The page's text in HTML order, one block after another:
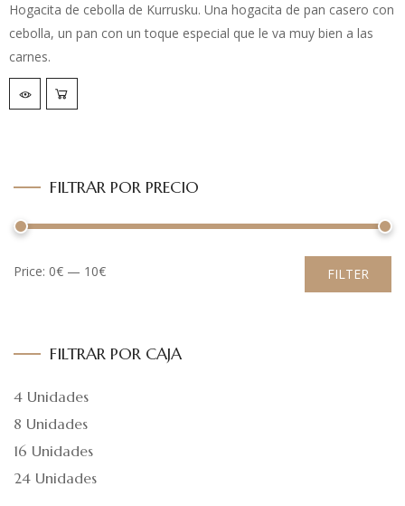
FILTRAR POR PRECIO
FILTER
Price: 0€ — 10€
FILTRAR POR CAJA
4 Unidades
8 Unidades
16 Unidades
24 Unidades
Hogacita de cebolla de Kurrusku. Una hogacita de pan casero con
cebolla, un pan con un toque especial que le va muy bien a las
carnes.